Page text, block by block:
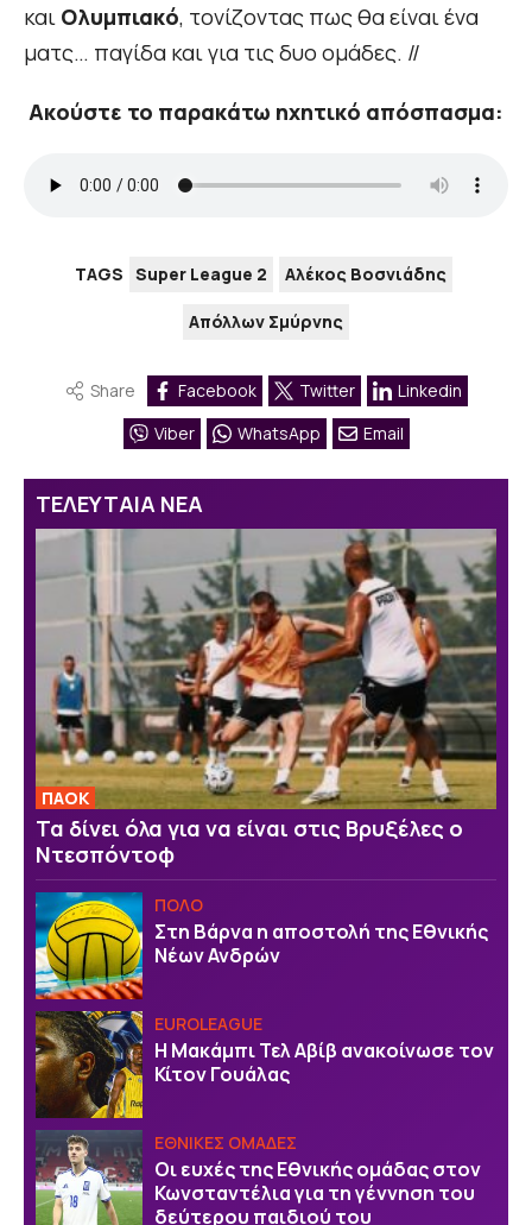
και Ολυμπιακό, τονίζοντας πως θα είναι ένα
ματς… παγίδα και για τις δυο ομάδες. //
Ακούστε το παρακάτω ηχητικό απόσπασμα:
TAGS Super League 2 Αλέκος Βοσνιάδης
Απόλλων Σμύρνης
Share Facebook Twitter
Linkedin
Viber
WhatsApp Email
ΤΕΛΕΥΤΑΙΑ ΝΕΑ
ΠΑΟΚ
Τα δίνει όλα για να είναι στις Βρυξέλες ο
Ντεσπόντοφ
ΠΟΛΟ
Στη Βάρνα η αποστολή της Εθνικής
Νέων Ανδρών
EUROLEAGUE
Η Μακάμπι Τελ Αβίβ ανακοίνωσε τον
Κίτον Γουάλας
ΕΘΝΙΚΕΣ ΟΜΑΔΕΣ
Οι ευχές της Εθνικής ομάδας στον
Κωνσταντέλια για τη γέννηση του
δεύτερου παιδιού του